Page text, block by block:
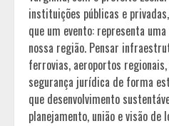
instituições públicas e
que um evento: representa
nossa região. Pensar
ferrovias, aeroportos
segurança jurídica de forma
que desenvolvimento
planejamento, união e visão de